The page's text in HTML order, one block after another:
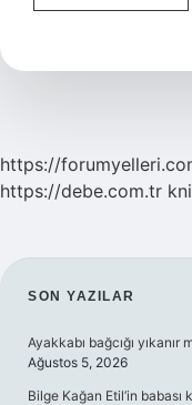
Türk
https://
https://debe.com.tr
SON YAZILAR
Ayakkabı bağcığı yıkanır
Ağustos 5, 2026
Bilge Kağan Etil’in babası